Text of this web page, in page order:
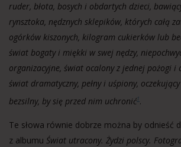
ruder, błota, bosych i obdartych dzieci,
rynsztoka, nędznych sklepików, których całą
ogórków kiszonych, kilogram cukierków lub
świat bogaty i miękki w swej nędzy,
organizacyjne, świat ocalony z jednej pożogi i
świat dramatyczny, pełny i uśpiony,
bezsilny, by się przed nim uchronić1.
Te słowa równie dobrze można by odnieść
z albumu Świat utracony. Żydzi polscy.